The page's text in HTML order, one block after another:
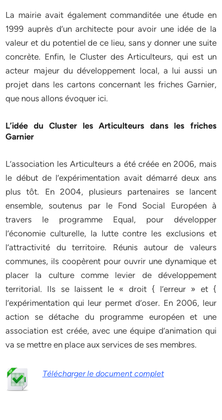
La mairie avait également commanditée une étude en
1999 auprès d’un architecte pour avoir une idée de la
valeur et du potentiel de ce lieu, sans y donner une suite
concrète. Enfin, le Cluster des Articulteurs, qui est un
acteur majeur du développement local, a lui aussi un
projet dans les cartons concernant les friches Garnier,
que nous allons évoquer ici.
L’idée du Cluster les Articulteurs dans les friches
Garnier
L’association les Articulteurs a été créée en 2006, mais
le début de l’expérimentation avait démarré deux ans
plus tôt. En 2004, plusieurs partenaires se lancent
ensemble, soutenus par le Fond Social Européen à
travers le programme Equal, pour développer
l’économie culturelle, la lutte contre les exclusions et
l’attractivité du territoire. Réunis autour de valeurs
communes, ils coopèrent pour ouvrir une dynamique et
placer la culture comme levier de développement
territorial. Ils se laissent le « droit { l’erreur » et {
l’expérimentation qui leur permet d’oser. En 2006, leur
action se détache du programme européen et une
association est créée, avec une équipe d’animation qui
va se mettre en place aux services de ses membres.
Télécharger le document complet